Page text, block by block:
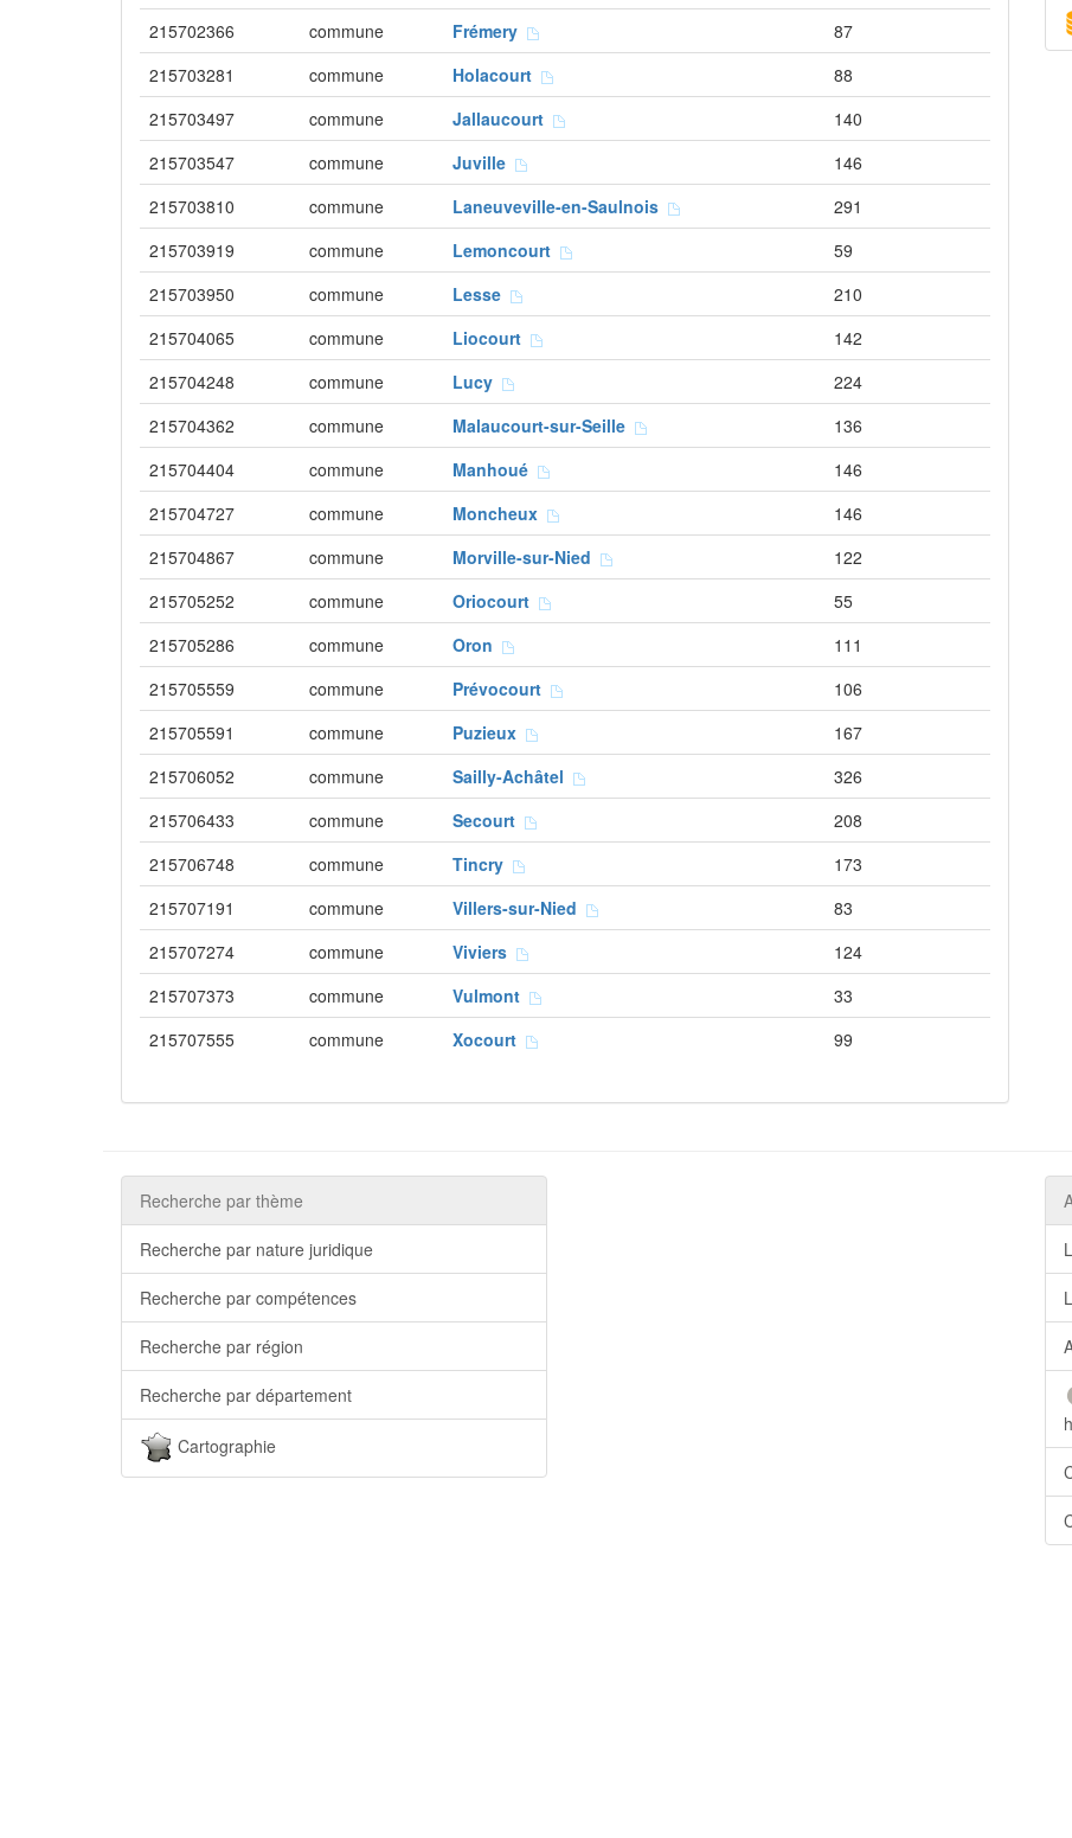
215702366
commune Frémery
87
215703281
commune Holacourt
88
215703497
commune Jallaucourt
140
215703547
commune Juville
146
215703810
commune Laneuveville-en-Saulnois
291
215703919
commune Lemoncourt
59
215703950
commune Lesse
210
215704065
commune Liocourt
142
215704248
commune Lucy
224
215704362
commune Malaucourt-sur-Seille
136
215704404
commune Manhoué
146
215704727
commune Moncheux
146
215704867
commune Morville-sur-Nied
122
215705252
commune Oriocourt
55
215705286
commune Oron
111
215705559
commune Prévocourt
106
215705591
commune Puzieux
167
215706052
commune Sailly-Achâtel
326
215706433
commune Secourt
208
215706748
commune Tincry
173
215707191
commune Villers-sur-Nied
83
215707274
commune Viviers
124
215707373
commune Vulmont
33
215707555
commune Xocourt 99
Recherche par thème
Recherche par nature juridique
Recherche par compétences
Recherche par région
Recherche par département
Cartographie